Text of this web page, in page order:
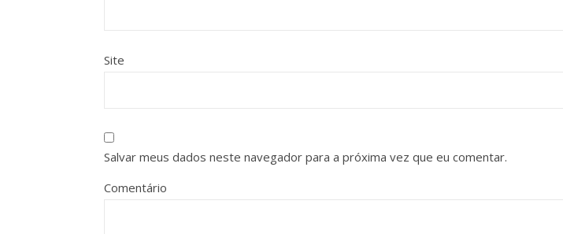
Site
Salvar meus dados neste navegador para a próxima vez que eu comentar.
Comentário